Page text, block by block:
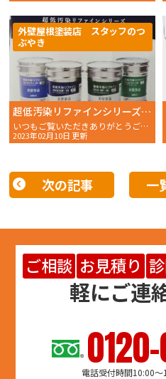
超低汚染リファインシリーズの違いって？何がすごいの？？明石市〜神戸市近辺の方へご説明
いつもご覧いただきありがとうございます。 おかちゃんペ
2023年02月10日 更新
外壁屋根塗装店 スタッフのつ
ぶやき
次の記事 一
ご相談 お見積り
軽にご連
電話受付時間10:00～